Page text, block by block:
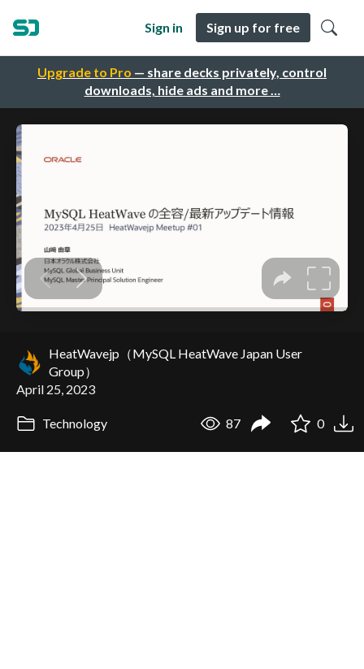
Upgrade to Pro — share decks privately, control
downloads, hide ads and more …
Sign in Sign up for free
HeatWavejp（MySQL HeatWave Japan User
Group）
April 25, 2023
Technology 87 0